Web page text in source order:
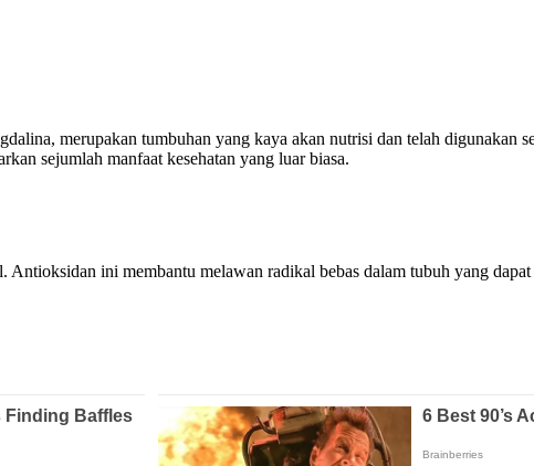
merupakan tumbuhan yang kaya akan nutrisi dan telah digunakan
sejumlah manfaat kesehatan yang luar biasa.
ini membantu melawan radikal bebas dalam tubuh yang dapat